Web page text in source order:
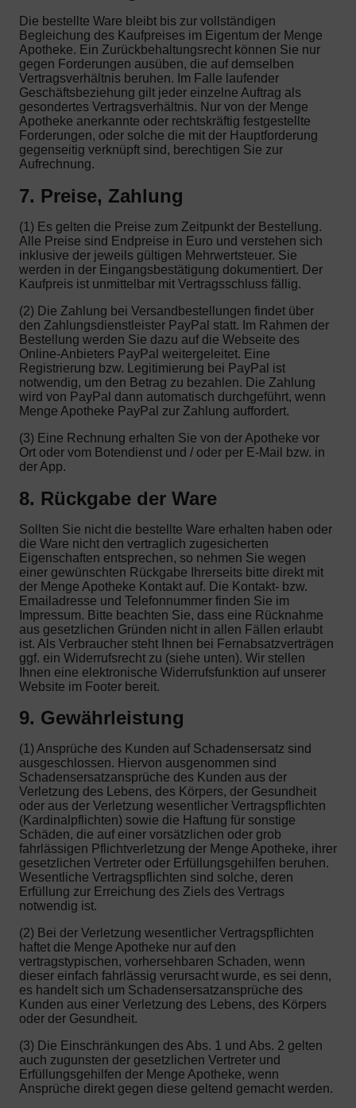
Die bestellte Ware bleibt bis zur vollständigen
Begleichung des Kaufpreises im Eigentum der Menge
Apotheke. Ein Zurückbehaltungsrecht können Sie nur
gegen Forderungen ausüben, die auf demselben
Vertragsverhältnis beruhen. Im Falle laufender
Geschäftsbeziehung gilt jeder einzelne Auftrag als
gesondertes Vertragsverhältnis. Nur von der Menge
Apotheke anerkannte oder rechtskräftig festgestellte
Forderungen, oder solche die mit der Hauptforderung
gegenseitig verknüpft sind, berechtigen Sie zur
Aufrechnung.
7. Preise, Zahlung
(1) Es gelten die Preise zum Zeitpunkt der Bestellung.
Alle Preise sind Endpreise in Euro und verstehen sich
inklusive der jeweils gültigen Mehrwertsteuer. Sie
werden in der Eingangsbestätigung dokumentiert. Der
Kaufpreis ist unmittelbar mit Vertragsschluss fällig.
(2) Die Zahlung bei Versandbestellungen findet über
den Zahlungsdienstleister PayPal statt. Im Rahmen der
Bestellung werden Sie dazu auf die Webseite des
Online-Anbieters PayPal weitergeleitet. Eine
Registrierung bzw. Legitimierung bei PayPal ist
notwendig, um den Betrag zu bezahlen. Die Zahlung
wird von PayPal dann automatisch durchgeführt, wenn
Menge Apotheke PayPal zur Zahlung auffordert.
(3) Eine Rechnung erhalten Sie von der Apotheke vor
Ort oder vom Botendienst und / oder per E-Mail bzw. in
der App.
8. Rückgabe der Ware
Sollten Sie nicht die bestellte Ware erhalten haben oder
die Ware nicht den vertraglich zugesicherten
Eigenschaften entsprechen, so nehmen Sie wegen
einer gewünschten Rückgabe Ihrerseits bitte direkt mit
der Menge Apotheke Kontakt auf. Die Kontakt- bzw.
Emailadresse und Telefonnummer finden Sie im
Impressum. Bitte beachten Sie, dass eine Rücknahme
aus gesetzlichen Gründen nicht in allen Fällen erlaubt
ist. Als Verbraucher steht Ihnen bei Fernabsatzverträgen
ggf. ein Widerrufsrecht zu (siehe unten). Wir stellen
Ihnen eine elektronische Widerrufsfunktion auf unserer
Website im Footer bereit.
9. Gewährleistung
(1) Ansprüche des Kunden auf Schadensersatz sind
ausgeschlossen. Hiervon ausgenommen sind
Schadensersatzansprüche des Kunden aus der
Verletzung des Lebens, des Körpers, der Gesundheit
oder aus der Verletzung wesentlicher Vertragspflichten
(Kardinalpflichten) sowie die Haftung für sonstige
Schäden, die auf einer vorsätzlichen oder grob
fahrlässigen Pflichtverletzung der Menge Apotheke, ihrer
gesetzlichen Vertreter oder Erfüllungsgehilfen beruhen.
Wesentliche Vertragspflichten sind solche, deren
Erfüllung zur Erreichung des Ziels des Vertrags
notwendig ist.
(2) Bei der Verletzung wesentlicher Vertragspflichten
haftet die Menge Apotheke nur auf den
vertragstypischen, vorhersehbaren Schaden, wenn
dieser einfach fahrlässig verursacht wurde, es sei denn,
es handelt sich um Schadensersatzansprüche des
Kunden aus einer Verletzung des Lebens, des Körpers
oder der Gesundheit.
(3) Die Einschränkungen des Abs. 1 und Abs. 2 gelten
auch zugunsten der gesetzlichen Vertreter und
Erfüllungsgehilfen der Menge Apotheke, wenn
Ansprüche direkt gegen diese geltend gemacht werden.